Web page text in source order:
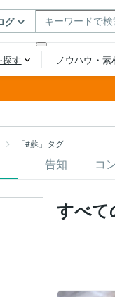
「#蘇」タグ
告知 コ
すべて